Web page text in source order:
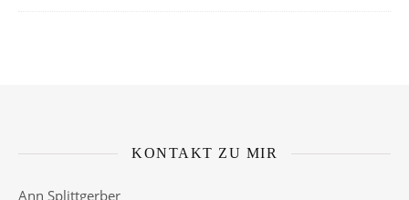
KONTAKT ZU MIR
Ann Splittgerber